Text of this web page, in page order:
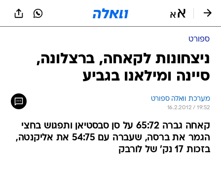
ספורט
ניצחונות לקאחה, ברצלונה,
סיינה ומילאנו בגביע
מערכת וואלה ספורט
16.2.2012 / 19:52
קאחה גברה 65:72 על סן סבסטיאן ותפגוש בחצי
הגמר את ברסה, שעברה עם 54:75 את אליקנטה,
בזכות 17 נק' של לורבק